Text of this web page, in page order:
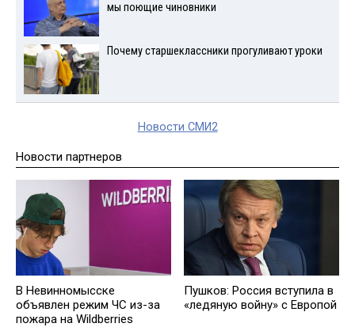
мы поющие чиновники
Почему старшеклассники прогуливают уроки
Новости СМИ2
Новости партнеров
В Невинномысске
объявлен режим ЧС из-за
пожара на Wildberries
Пушков: Россия вступила в
«ледяную войну» с Европой